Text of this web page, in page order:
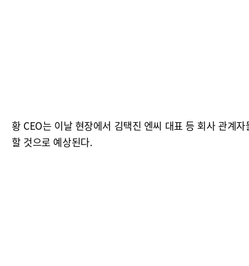
황 CEO는 이날 현장에서 김택진 엔씨 대표 등 회사 관계
할 것으로 예상된다.